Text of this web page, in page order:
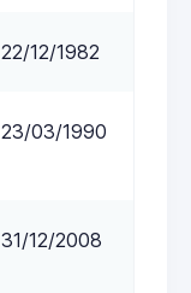
22/12/1982
23/03/1990
31/12/2008